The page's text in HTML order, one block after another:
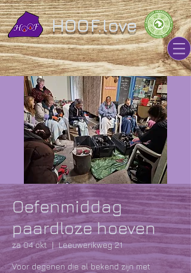
HOOF.love
Oefenmiddag
paardloze hoeven
za 04 okt
  |
Leeuwerikweg 21
Voor degenen die al bekend zijn met